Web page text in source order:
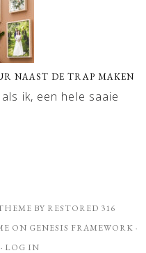
NAAST DE TRAP MAKEN
ik, een hele saaie
BY RESTORED 316
ON GENESIS FRAMEWORK ·
· LOG IN